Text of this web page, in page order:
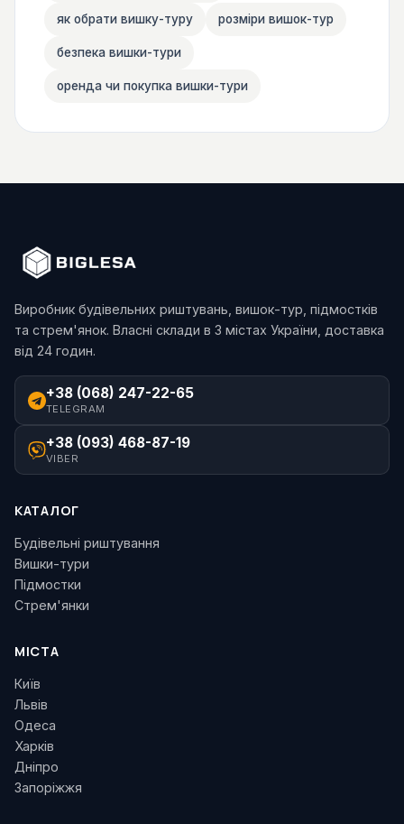
як обрати вишку-туру розміри вишок-тур
безпека вишки-тури
оренда чи покупка вишки-тури
Виробник будівельних риштувань, вишок-тур, підмостків
та стрем'янок. Власні склади в 3 містах України, доставка
від 24 годин.
+38 (068) 247-22-65
TELEGRAM
+38 (093) 468-87-19
VIBER
КАТАЛОГ
Будівельні риштування
Вишки-тури
Підмостки
Стрем'янки
МІСТА
Київ
Львів
Одеса
Харків
Дніпро
Запоріжжя